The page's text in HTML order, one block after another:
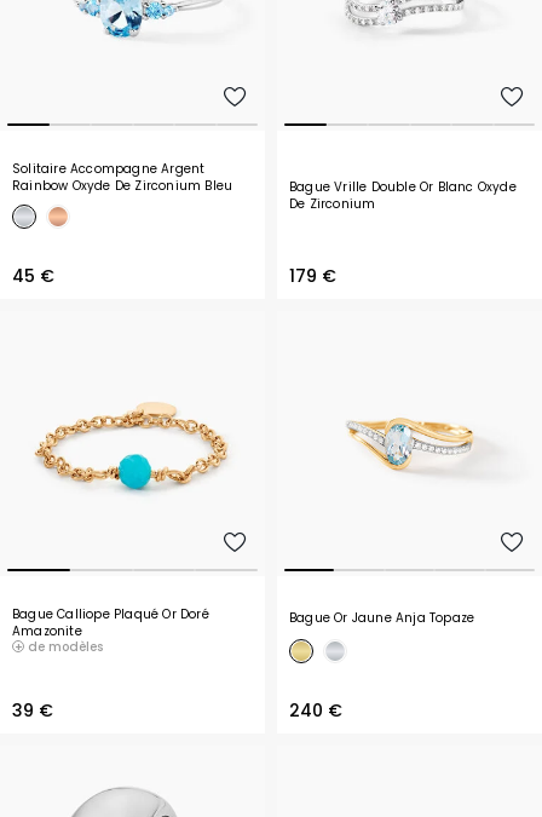
Solitaire Accompagne Argent
Rainbow Oxyde De Zirconium Bleu
T48
45 €
Bague Vrille Double Or Blanc Oxyde
De Zirconium
179 €
Bague Calliope Plaqué Or Doré
Amazonite
de modèles
39 €
Bague Or Jaune Anja Topaze
240 €